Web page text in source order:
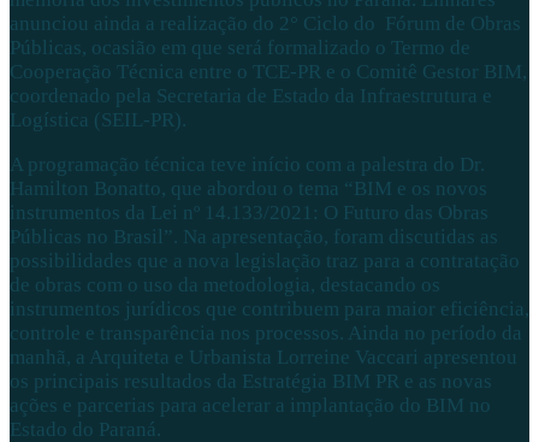
anunciou ainda a realização do 2° Ciclo do Fórum de Obras
Públicas, ocasião em que será formalizado o Termo de
Cooperação Técnica entre o TCE-PR e o Comitê Gestor BIM,
coordenado pela Secretaria de Estado da Infraestrutura e
Logística (SEIL-PR).
A programação técnica teve início com a palestra do Dr.
Hamilton Bonatto, que abordou o tema “BIM e os novos
instrumentos da Lei nº 14.133/2021: O Futuro das Obras
Públicas no Brasil”. Na apresentação, foram discutidas as
possibilidades que a nova legislação traz para a contratação
de obras com o uso da metodologia, destacando os
instrumentos jurídicos que contribuem para maior eficiência,
controle e transparência nos processos. Ainda no período da
manhã, a Arquiteta e Urbanista Lorreine Vaccari apresentou
os principais resultados da Estratégia BIM PR e as novas
ações e parcerias para acelerar a implantação do BIM no
Estado do Paraná.